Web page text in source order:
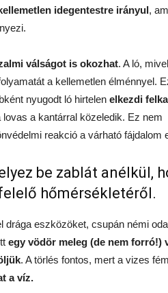
idegentestre irányul,
válságot is okozhat. A ló,
a kellemetlen élménnyel.
nyugodt ló hirtelen elkezdi
lovas a kantárral közeledik. Ez nem
reakció a várható fájdalom
be zablát anélkül,
hőmérsékletéről.
eszközöket, csupán némi
egy vödör meleg (de nem forró!)
. A törlés fontos, mert a vizes
a víz.